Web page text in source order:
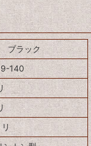
ブラック
140